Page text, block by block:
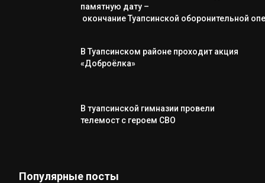
памятную дату –
окончание Туапсинской оборонительной
В Туапсинском районе проходит акция
«Доброёлка»
В туапсинской гимназии провели
телемост с героем СВО
Популярные посты